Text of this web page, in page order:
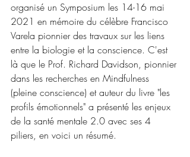
organisé un Symposium les 14-16 mai
2021 en mémoire du célèbre Francisco
Varela pionnier des travaux sur les liens
entre la biologie et la conscience. C'est
là que le Prof. Richard Davidson, pionnier
dans les recherches en Mindfulness
(pleine conscience) et auteur du livre "les
profils émotionnels" a présenté les enjeux
de la santé mentale 2.0 avec ses 4
piliers, en voici un résumé.